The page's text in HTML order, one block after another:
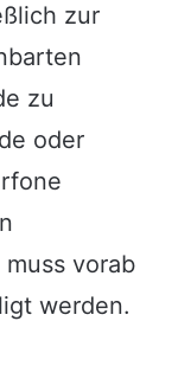
zur
zu
oder
vorab
werden.